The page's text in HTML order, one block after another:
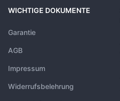
WICHTIGE DOKUMENTE
Garantie
AGB
Impressum
Widerrufsbelehrung